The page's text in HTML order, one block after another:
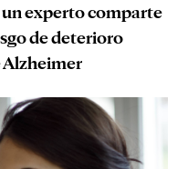
experto comparte
de deterioro
Alzheimer